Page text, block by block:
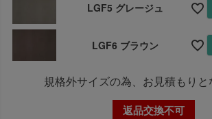
オーダーカット加工お申込み
LGF5 グレージュ
LGF6 ブラウン
規格外サイズの為、お見積もりと
返品交換不可